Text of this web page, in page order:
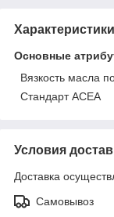
Характеристики
Основные
Вязкость масла
Стандарт ACEA
Условия
Доставка
Самовывоз